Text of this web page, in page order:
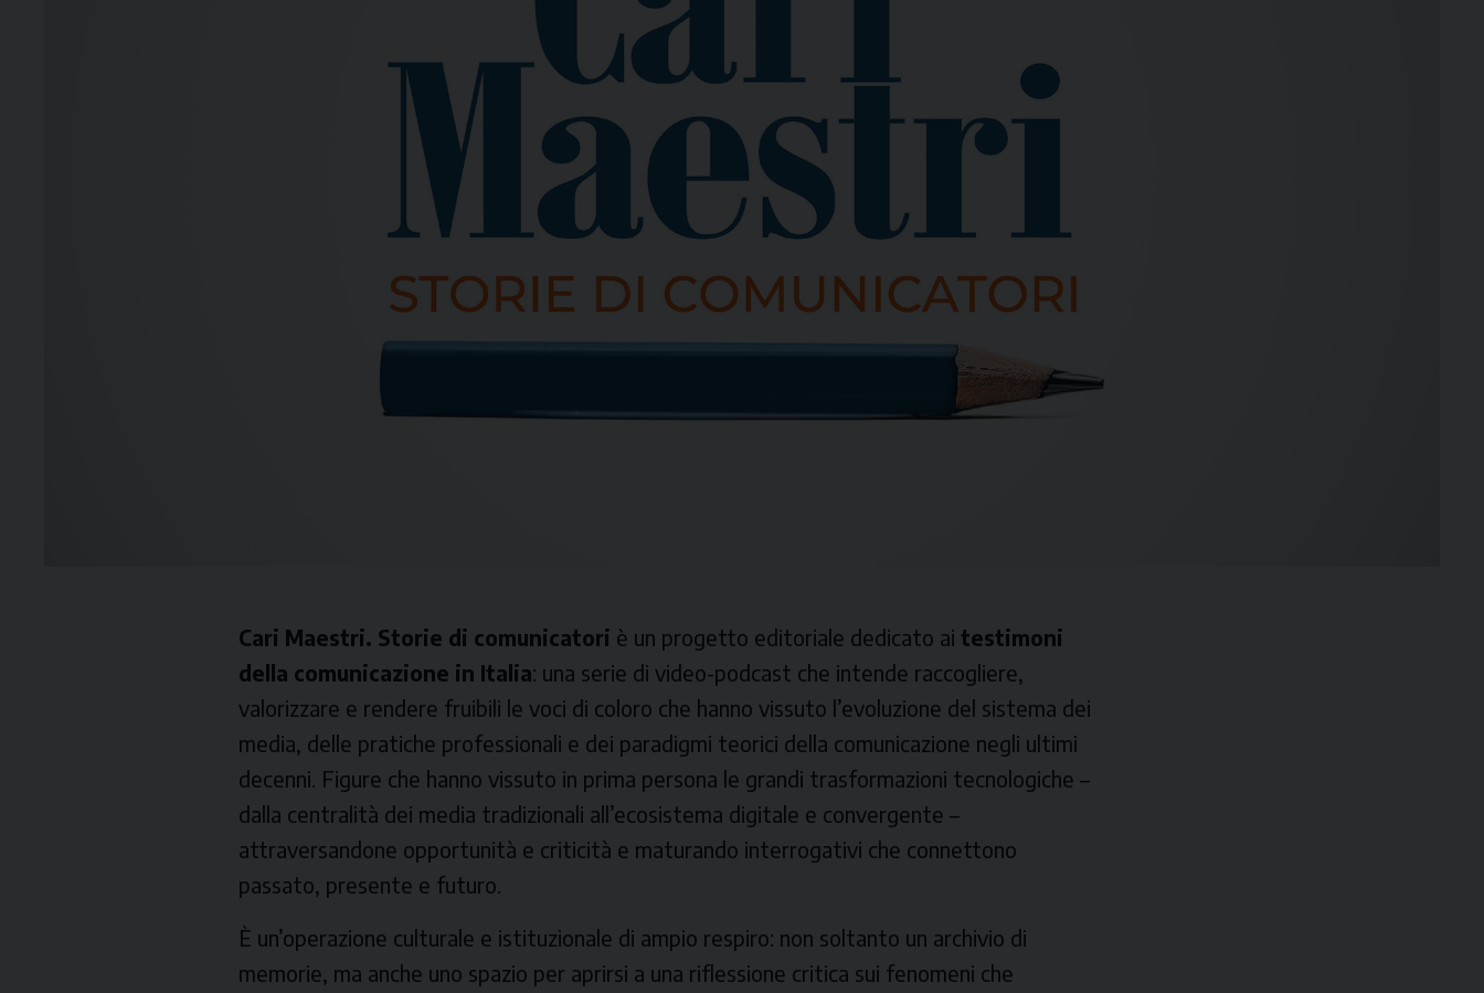
Cari Maestri. Storie di comunicatori è un progetto editoriale dedicato ai testimoni
della comunicazione in Italia: una serie di video-podcast che intende raccogliere,
valorizzare e rendere fruibili le voci di coloro che hanno vissuto l’evoluzione del sistema dei
media, delle pratiche professionali e dei paradigmi teorici della comunicazione negli ultimi
decenni. Figure che hanno vissuto in prima persona le grandi trasformazioni tecnologiche –
dalla centralità dei media tradizionali all’ecosistema digitale e convergente –
attraversandone opportunità e criticità e maturando interrogativi che connettono
passato, presente e futuro.
È un’operazione culturale e istituzionale di ampio respiro: non soltanto un archivio di
memorie, ma anche uno spazio per aprirsi a una riflessione critica sui fenomeni che